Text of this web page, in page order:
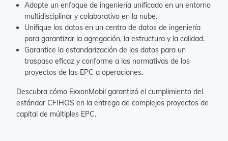
Adopte un enfoque de ingeniería unificado en un entorno
multidisciplinar y colaborativo en la nube.
Unifique los datos en un centro de datos de ingeniería
para garantizar la agregación, la estructura y la calidad.
Garantice la estandarización de los datos para un
traspaso eficaz y conforme a las normativas de los
proyectos de las EPC a operaciones.
Descubra cómo ExxonMobil garantizó el cumplimiento del
estándar CFIHOS en la entrega de complejos proyectos de
capital de múltiples EPC.